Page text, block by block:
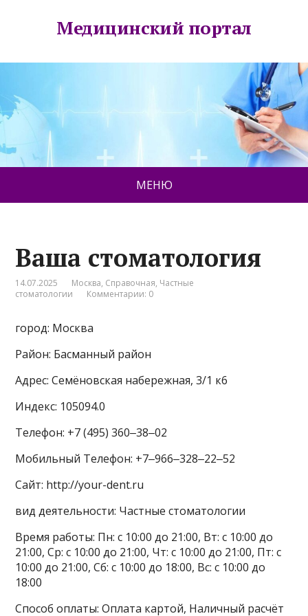
Медицинский портал
МЕНЮ
Ваша стоматология
14.07.2025 Москва, Справочная, Частные
стоматологии
Комментарии: 0
город: Москва
Район: Басманный район
Адрес: Семёновская набережная, 3/1 к6
Индекс: 105094.0
Телефон: +7 (495) 360‒38‒02
Мобильный Телефон: +7‒966‒328‒22‒52
Сайт: http://your-dent.ru
вид деятельности: Частные стоматологии
Время работы: Пн: с 10:00 до 21:00, Вт: с 10:00 до
21:00, Ср: с 10:00 до 21:00, Чт: с 10:00 до 21:00, Пт: с
10:00 до 21:00, Сб: с 10:00 до 18:00, Вс: с 10:00 до
18:00
Способ оплаты: Оплата картой, Наличный расчёт